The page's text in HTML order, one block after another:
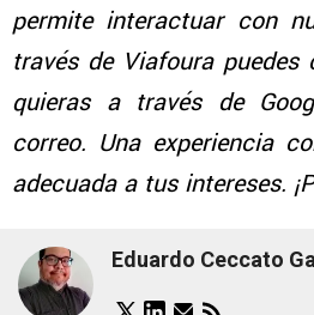
permite interactuar con
través de Viafoura puedes
quieras a través de
correo. Una experiencia
adecuada a tus intereses.
Eduardo Ceccato